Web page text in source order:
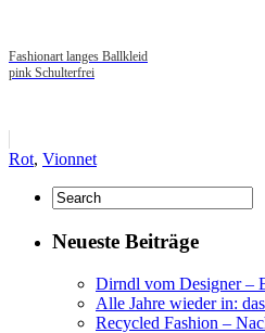
Fashionart langes Ballkleid
pink Schulterfrei
Rot, Vionnet
Neueste Beiträge
Dirndl vom Designer –
Alle Jahre wieder in:
Recycled Fashion –